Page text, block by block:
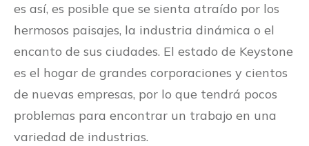
es así, es posible que se sienta atraído por los
hermosos paisajes, la industria dinámica o el
encanto de sus ciudades. El estado de Keystone
es el hogar de grandes corporaciones y cientos
de nuevas empresas, por lo que tendrá pocos
problemas para encontrar un trabajo en una
variedad de industrias.